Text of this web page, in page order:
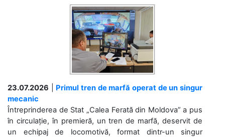
23.07.2026
Primul tren de marfă operat de un singur
mecanic
Întreprinderea de Stat „Calea Ferată din Moldova” a pus
în circulație, în premieră, un tren de marfă, deservit de
un echipaj de locomotivă, format dintr-un singur